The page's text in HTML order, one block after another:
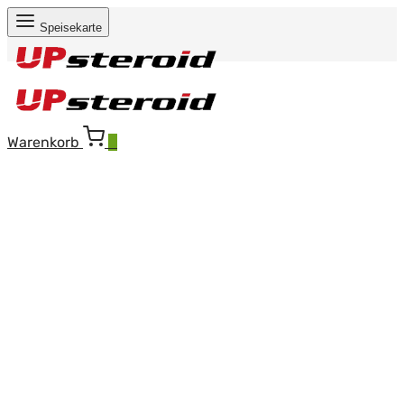
Speisekarte
Warenkorb